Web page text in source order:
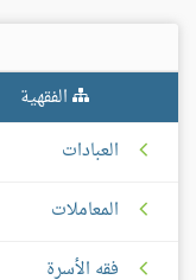
الفقهية
العبادات
المعاملات
فقه الأسرة